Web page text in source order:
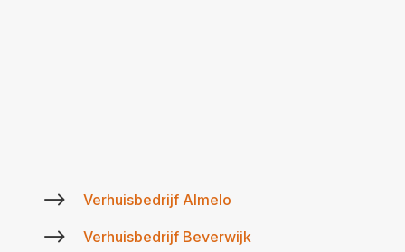
$ Verhuisbedrijf Almelo
$ Verhuisbedrijf Beverwijk